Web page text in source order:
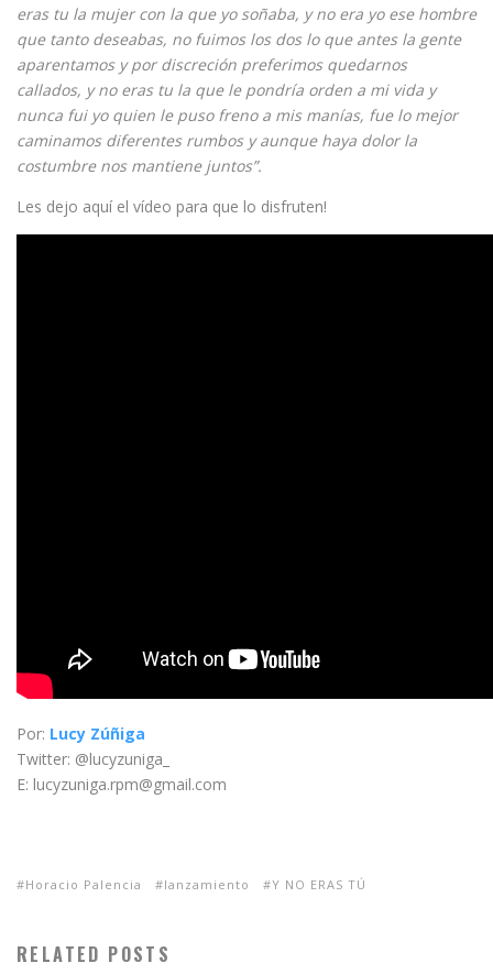
eras tu la mujer con la que yo soñaba, y no era yo ese hombre
que tanto deseabas, no fuimos los dos lo que antes la gente
aparentamos y por discreción preferimos quedarnos
callados, y no eras tu la que le pondría orden a mi vida y
nunca fui yo quien le puso freno a mis manías, fue lo mejor
caminamos diferentes rumbos y aunque haya dolor la
costumbre nos mantiene juntos”.
Les dejo aquí el vídeo para que lo disfruten!
Por: Lucy Zúñiga
Twitter: @lucyzuniga_
E: lucyzuniga.rpm@gmail.com
Horacio Palencia lanzamiento Y NO ERAS TÚ
RELATED POSTS